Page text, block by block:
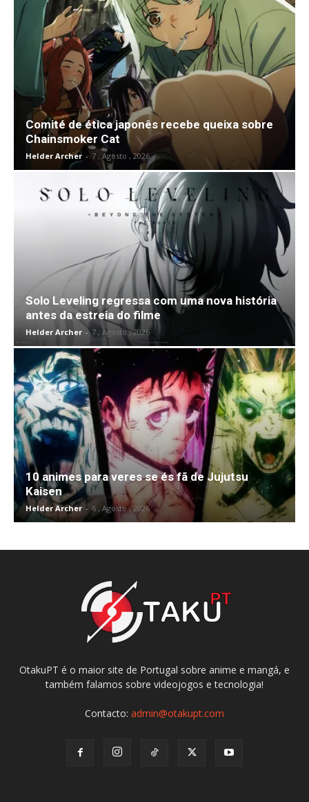
Comité de ética japonês recebe queixa sobre
Chainsmoker Cat
Helder Archer - 7 , Agosto , 2026
Solo Leveling regressa com uma nova história
antes da estreia do filme
Helder Archer - 7 , Agosto , 2026
10 animes para veres se és fã de Jujutsu
Kaisen
Helder Archer - 6 , Agosto , 2026
OtakuPT é o maior site de Portugal sobre anime e mangá, e
também falamos sobre videojogos e tecnologia!
Contacto: admin@otakupt.com